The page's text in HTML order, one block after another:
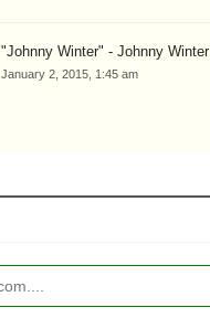
"Johnny Winter" - Johnny Winter
January 2, 2015, 1:45 am